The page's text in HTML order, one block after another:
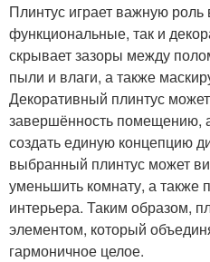
Плинтус играет важную
функциональные, так и
скрывает зазоры между
пыли и влаги, а также
Декоративный плинтус
завершённость помещению,
создать единую концепцию
выбранный плинтус может
уменьшить комнату, а также
интерьера. Таким образом,
элементом, который
гармоничное целое.